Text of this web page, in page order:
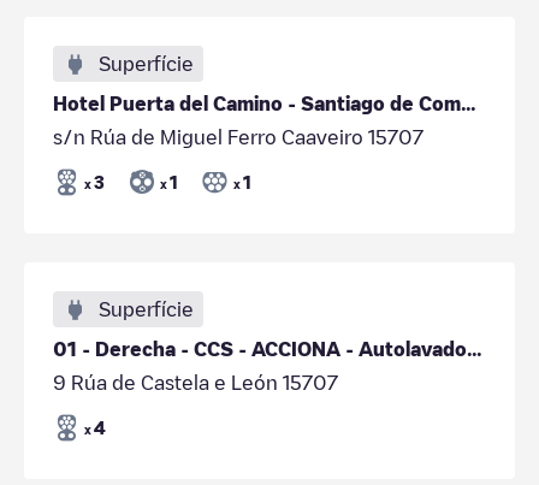
Superfície
Hotel Puerta del Camino - Santiago de Compostela
s/n Rúa de Miguel Ferro Caaveiro 15707
x 3 x 1 x 1
Superfície
01 - Derecha - CCS - ACCIONA - Autolavado Ausavil
9 Rúa de Castela e León 15707
x 4